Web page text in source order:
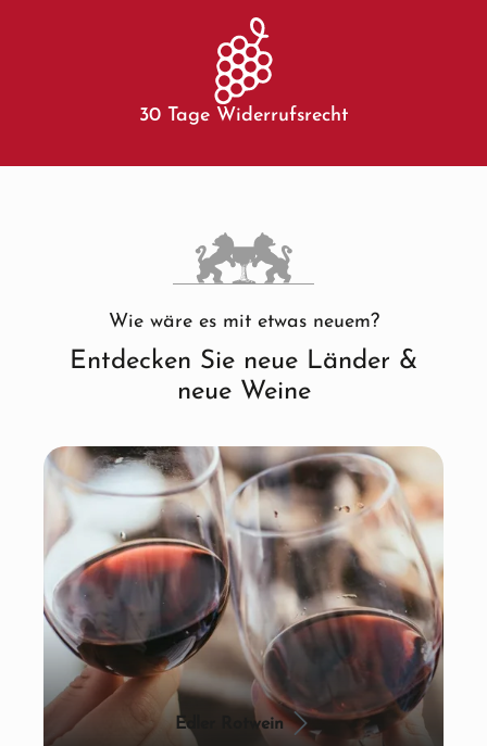
30 Tage Widerrufsrecht
Wie wäre es mit etwas neuem?
Entdecken Sie neue Länder &
neue Weine
Edler Rotwein